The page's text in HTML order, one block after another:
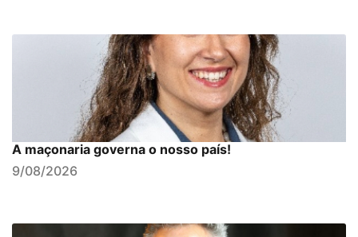
A maçonaria governa o nosso país!
9/08/2026